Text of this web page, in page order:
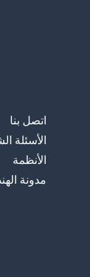
اتصل بنا
الأسئلة
الأنظمة
مدونة